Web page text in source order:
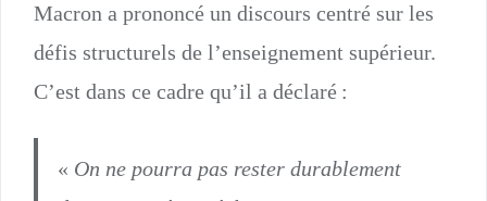
Macron a prononcé un discours centré sur les
défis structurels de l’enseignement supérieur.
C’est dans ce cadre qu’il a déclaré :
« On ne pourra pas rester durablement